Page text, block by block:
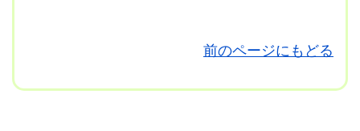
前のページにもどる